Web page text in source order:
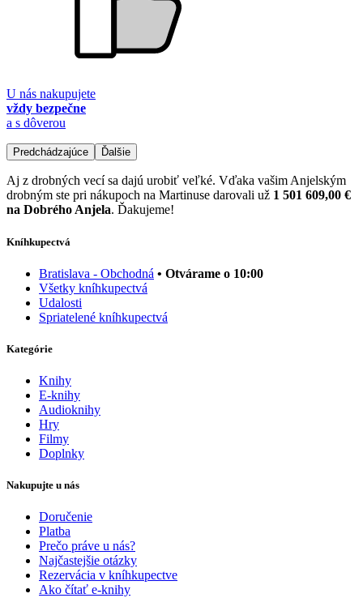
U nás nakupujete
vždy bezpečne
a s dôverou
Predchádzajúce Ďalšie
Aj z drobných vecí sa dajú urobiť veľké. Vďaka vašim Anjelským
drobným ste pri nákupoch na Martinuse darovali už 1 501 609,00 €
na Dobrého Anjela. Ďakujeme!
Kníhkupectvá
Bratislava - Obchodná • Otvárame o 10:00
Všetky kníhkupectvá
Udalosti
Spriatelené kníhkupectvá
Kategórie
Knihy
E-knihy
Audioknihy
Hry
Filmy
Doplnky
Nakupujte u nás
Doručenie
Platba
Prečo práve u nás?
Najčastejšie otázky
Rezervácia v kníhkupectve
Ako čítať e-knihy